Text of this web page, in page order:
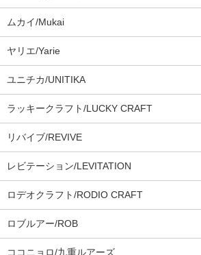
ムカイ/Mukai
ヤリエ/Yarie
ユニチカ/UNITIKA
ラッキークラフト/LUCKY CRAFT
リバイブ/REVIVE
レビテーション/LEVITATION
ロデオクラフト/RODIO CRAFT
ロブルアー/ROB
ココニョロ/九重ルアーズ